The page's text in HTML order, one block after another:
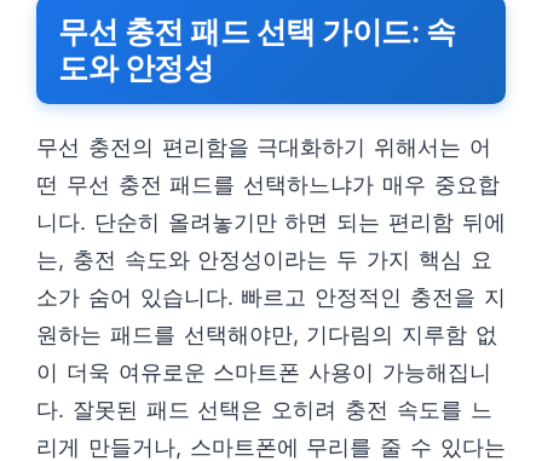
무선 충전 패드 선택 가이드: 속
도와 안정성
무선 충전의 편리함을 극대화하기 위해서는 어
떤 무선 충전 패드를 선택하느냐가 매우 중요합
니다. 단순히 올려놓기만 하면 되는 편리함 뒤에
는, 충전 속도와 안정성이라는 두 가지 핵심 요
소가 숨어 있습니다. 빠르고 안정적인 충전을 지
원하는 패드를 선택해야만, 기다림의 지루함 없
이 더욱 여유로운 스마트폰 사용이 가능해집니
다. 잘못된 패드 선택은 오히려 충전 속도를 느
리게 만들거나, 스마트폰에 무리를 줄 수 있다는